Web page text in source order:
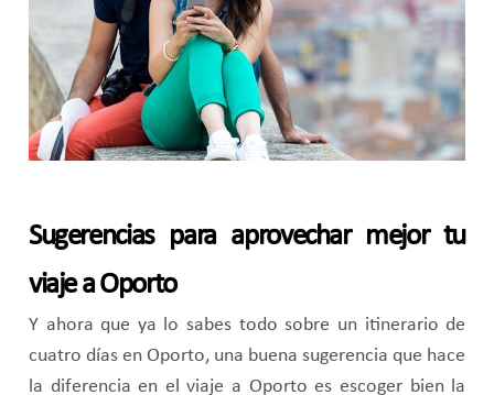
Sugerencias para aprovechar mejor tu
viaje a Oporto
Y ahora que ya lo sabes todo sobre un itinerario de
cuatro días en Oporto, una buena sugerencia que hace
la diferencia en el viaje a Oporto es escoger bien la